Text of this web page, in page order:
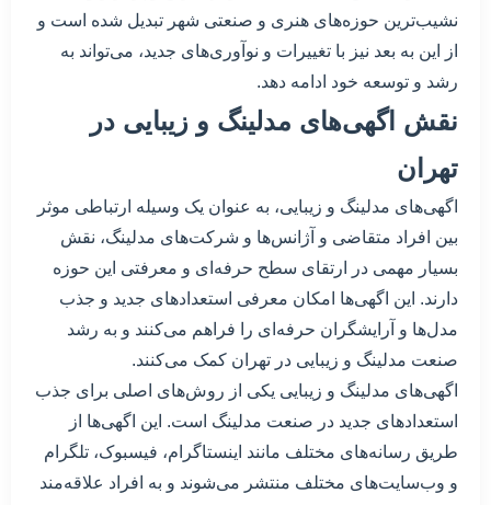
نشیب‌ترین حوزه‌های هنری و صنعتی شهر تبدیل شده است و
از این به بعد نیز با تغییرات و نوآوری‌های جدید، می‌تواند به
رشد و توسعه خود ادامه دهد.
نقش اگهی‌های مدلینگ و زیبایی در
تهران
اگهی‌های مدلینگ و زیبایی، به عنوان یک وسیله ارتباطی موثر
بین افراد متقاضی و آژانس‌ها و شرکت‌های مدلینگ، نقش
بسیار مهمی در ارتقای سطح حرفه‌ای و معرفتی این حوزه
دارند. این اگهی‌ها امکان معرفی استعدادهای جدید و جذب
مدل‌ها و آرایشگران حرفه‌ای را فراهم می‌کنند و به رشد
صنعت مدلینگ و زیبایی در تهران کمک می‌کنند.
اگهی‌های مدلینگ و زیبایی یکی از روش‌های اصلی برای جذب
استعدادهای جدید در صنعت مدلینگ است. این اگهی‌ها از
طریق رسانه‌های مختلف مانند اینستاگرام، فیسبوک، تلگرام
و وب‌سایت‌های مختلف منتشر می‌شوند و به افراد علاقه‌مند